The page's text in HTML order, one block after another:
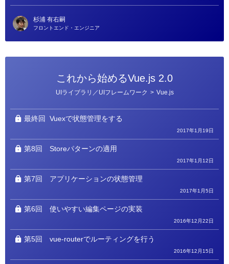
杉浦 有右嗣
フロントエンド・エンジニア
これから始めるVue.js 2.0
リ
ー
UIライブラリ／UIフレームワーク > Vue.js
最終回 Vuexで状態管理をする
2017年1月19日
第8回 Storeパターンの適用
2017年1月12日
第7回 アプリケーションの状態管理
2017年1月5日
第6回 使いやすい編集ページの実装
2016年12月22日
第5回 vue-routerでルーティングを行う
2016年12月15日